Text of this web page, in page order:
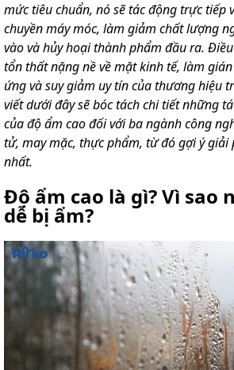
mức tiêu chuẩn, nó sẽ tác động trực tiếp
chuyền máy móc, làm giảm chất lượng
vào và hủy hoại thành phẩm đầu ra.
tổn thất nặng nề về mặt kinh tế, làm
ứng và suy giảm uy tín của thương hiệu
viết dưới đây sẽ bóc tách chi tiết những
của độ ẩm cao đối với ba ngành công
tử, may mặc, thực phẩm, từ đó gợi ý
nhất.
Độ ẩm cao là gì? Vì sao
dễ bị ẩm?